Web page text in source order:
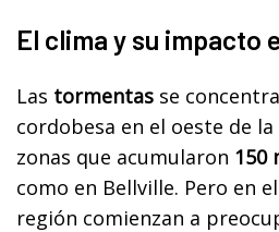
El clima y su impacto
Las tormentas se
cordobesa en el oeste de
zonas que acumularon 150
como en Bellville. Pero en
región comienzan a